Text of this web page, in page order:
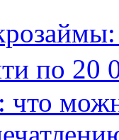
по 20